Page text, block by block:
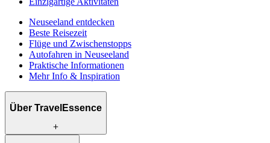
Neuseeland entdecken
Beste Reisezeit
Flüge und Zwischenstopps
Autofahren in Neuseeland
Praktische Informationen
Mehr Info & Inspiration
Über TravelEssence